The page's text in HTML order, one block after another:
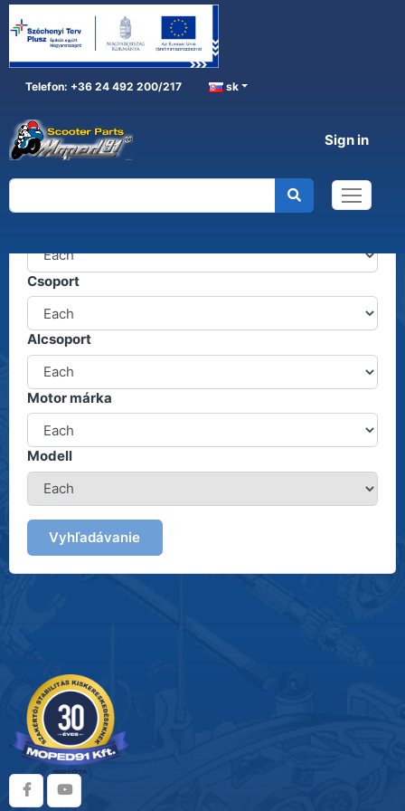
Telefon: +36 24 492 200/217 sk
Sign in
Csoport
Alcsoport
Motor márka
Modell
Vyhľadávanie